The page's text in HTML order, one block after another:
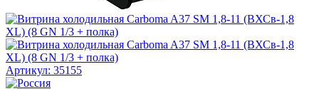
Артикул: 35155